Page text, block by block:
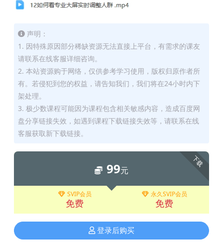
声明：
1. 因特殊原因部分稀缺资源无法直接上平台，有需求的课友
请联系在线客服详细咨询。
2. 本站资源购于网络，仅供参考学习使用，版权归原作者所
有。若侵犯到您的权益，请告知我们，我们将在24小时内下
架处理。
3. 极少数课程可能因为课程包含相关敏感内容，造成百度网
盘分享链接失效，如遇到课程下载链接失效等，请联系在线
客服获取新下载链接。
下载
99元
SVIP会员
免费
永久SVIP会员
免费
登录后购买